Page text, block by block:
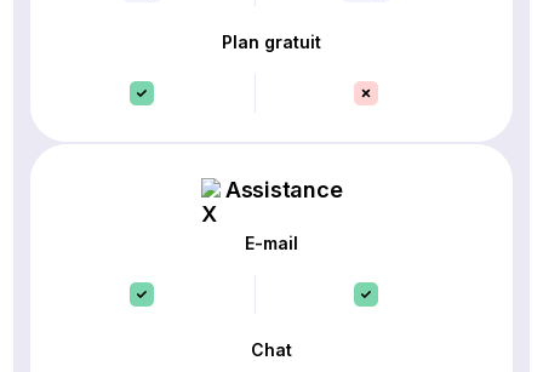
Plan gratuit
Assistance
E-mail
Chat